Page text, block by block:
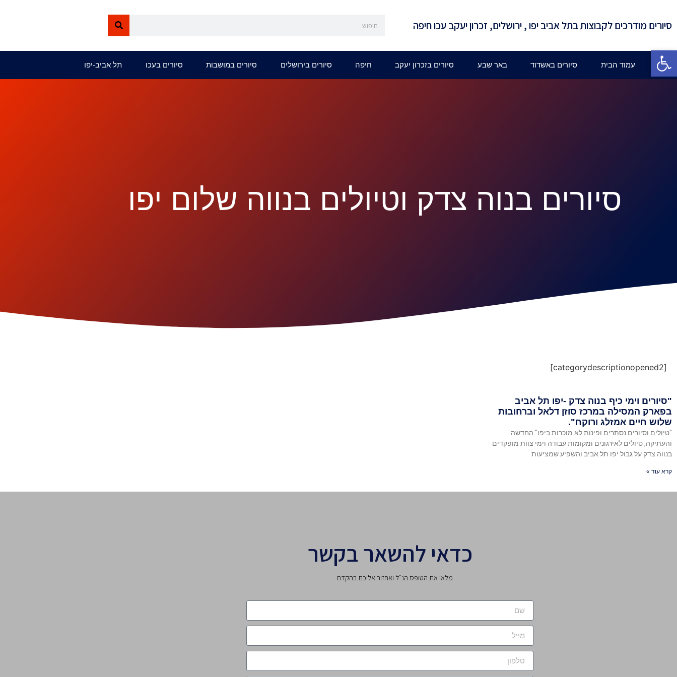
פתח סרגל נגישות
סיורים מודרכים לקבוצות בתל אביב יפו , ירושלים, זכרון יעקב עכו חיפה
עמוד הבית סיורים באשדוד באר שבע סיורים בזכרון יעקב חיפה סיורים בירושלים סיורים במושבות סיורים בעכו תל אביב-יפו
סיורים בנוה צדק וטיולים בנווה שלום יפו
[categorydescriptionopened2]
"סיורים וימי כיף בנוה צדק -יפו תל אביב
בפארק המסילה במרכז סוזן דלאל וברחובות
שלוש חיים אמזלג ורוקח".
"טיולים וסיורים נסתרים ופינות לא מוכרות ביפו" החדשה
והעתיקה, טיולים לאירגונים ומקומות עבודה וימי צוות מופקדים
בנווה צדק על גבול יפו תל אביב והשפיע שמציעות
קרא עוד »
כדאי להשאר בקשר
מלאו את הטופס הנ"ל ואחזור אליכם בהקדם